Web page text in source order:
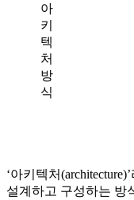
아
키
텍
처
방
식
‘아키텍처
설계하고 구성하는 방